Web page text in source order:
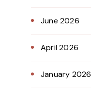
June 2026
April 2026
January 2026